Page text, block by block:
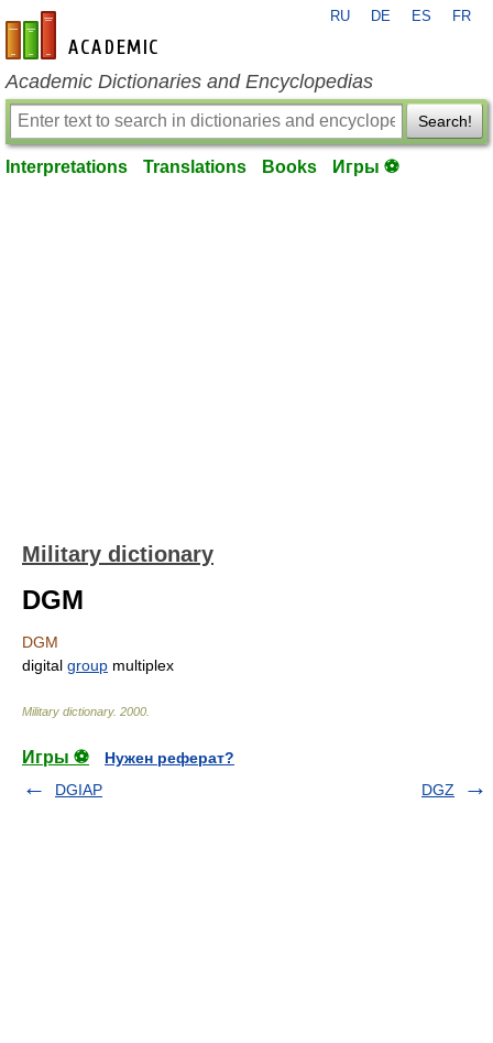
en-academic.com
RU DE ES FR
Academic Dictionaries and Encyclopedias
Search!
Interpretations Translations Books Игры ⚽
Military dictionary
DGM
DGM
digital group multiplex
Military dictionary. 2000
Игры ⚽
Нужен реферат?
DGIAP
DGZ